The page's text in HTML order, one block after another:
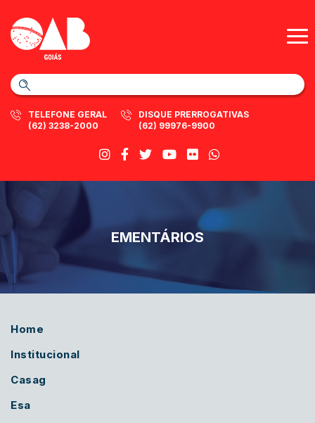
TELEFONE GERAL
(62) 3238-2000
DISQUE PRERROGATIVAS
(62) 99976-9900
EMENTÁRIOS
Home
Institucional
Casag
Esa